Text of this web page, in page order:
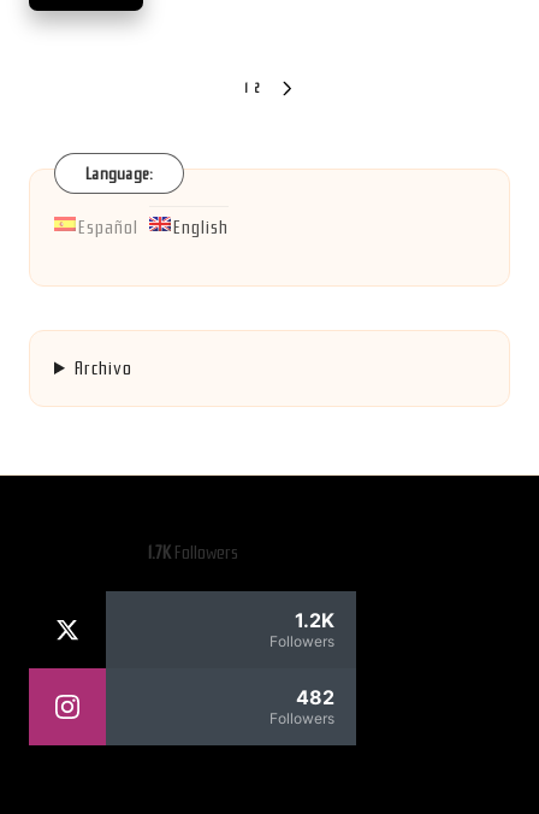
2
Language:
Español English
Archivo
1.7KFollowers
1.2K
Followers
482
Followers